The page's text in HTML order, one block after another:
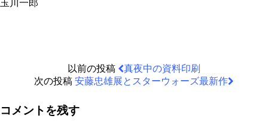
玉川一郎
以前の投稿
真夜中の資料印刷
次の投稿 安藤忠雄展とスターウォーズ最新作
コメントを残す